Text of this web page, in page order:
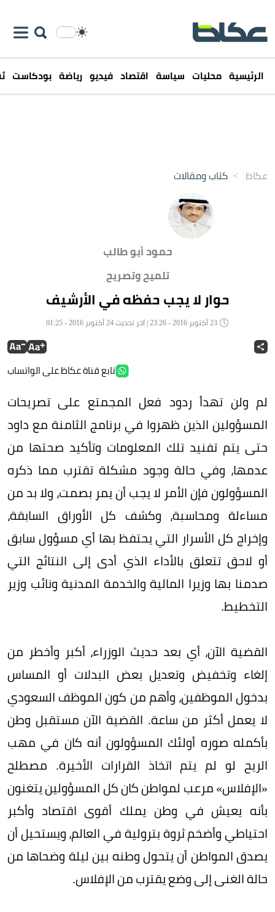
الرئيسية محليات سياسة اقتصاد فيديو رياضة بودكاست
عكاظ > كتاب ومقالات
حمود أبو طالب
تلميح وتصريح
حوار لا يجب حفظه في الأرشيف
تابع قناة عكاظ على الواتساب
لم ولن تهدأ ردود فعل المجمتع على تصريحات
المسؤولين الذين ظهروا في برنامج الثامنة مع داود
حتى يتم تفنيد تلك المعلومات وتأكيد صحتها من
عدمها، وفي حالة وجود مشكلة تقترب مما ذكره
المسؤولون فإن الأمر لا يجب أن يمر بصمت، ولا بد من
مساءلة ومحاسبة، وكشف كل الأوراق السابقة،
وإخراج كل الأسرار التي يحتفظ بها أي مسؤول سابق
أو لاحق تتعلق بالأداء الذي أدى إلى النتائج التي
صدمنا بها وزيرا المالية والخدمة المدنية ونائب وزير
التخطيط.
القضية الآن، أي بعد حديث الوزراء، أكبر وأخطر من
إلغاء وتخفيض وتعديل بعض البدلات أو المساس
بدخول الموظفين، وأهم من كون الموظف السعودي
لا يعمل أكثر من ساعة. القضية الآن مستقبل وطن
بأكمله صوره أولئك المسؤولون أنه كان في مهب
الريح لو لم يتم اتخاذ القرارات الأخيرة. مصطلح
«الإفلاس» مرعب لمواطن كان كل المسؤولين يتغنون
بأنه يعيش في وطن يملك أقوى اقتصاد وأكبر
احتياطي وأضخم ثروة بترولية في العالم، ويستحيل أن
يصدق المواطن أن يتحول وطنه بين ليلة وضحاها من
حالة الغنى إلى وضع يقترب من الإفلاس.